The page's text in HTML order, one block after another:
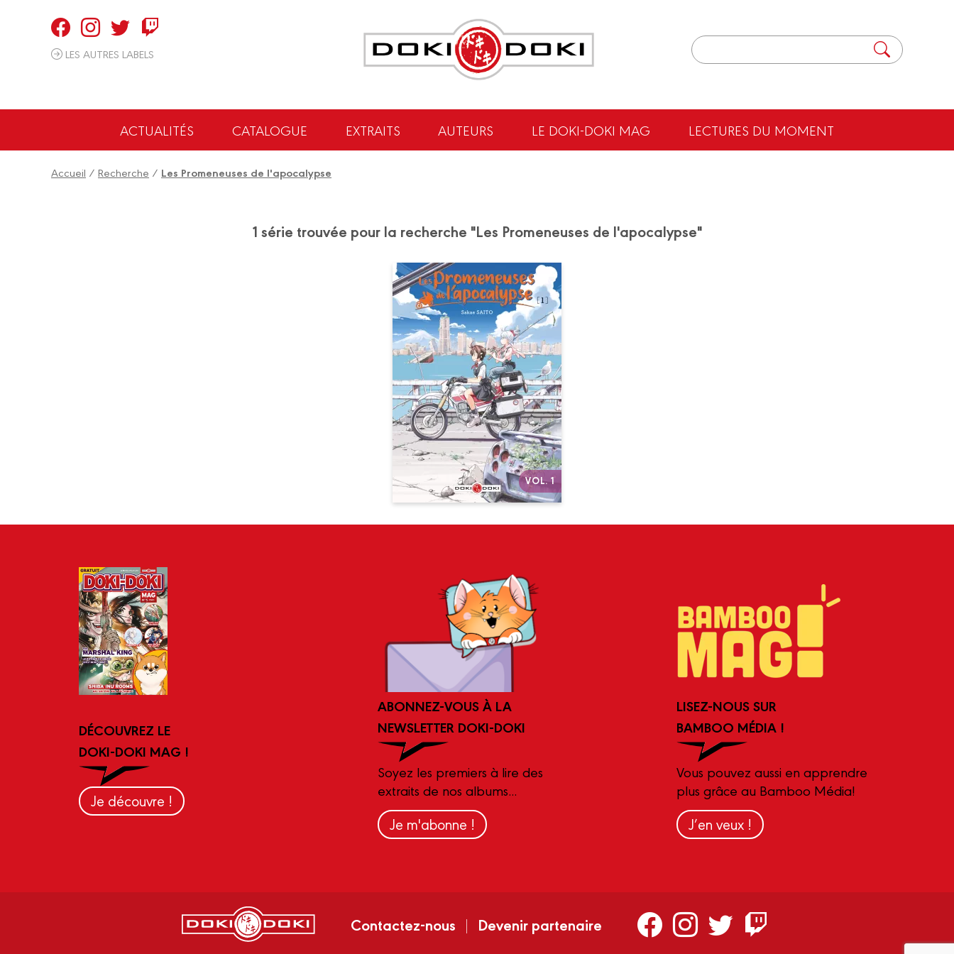
LES AUTRES LABELS
ACTUALITÉS CATALOGUE EXTRAITS AUTEURS LE DOKI-DOKI MAG LECTURES DU MOMENT
Accueil / Recherche / Les Promeneuses de l'apocalypse
1 série trouvée pour la recherche "Les Promeneuses de l'apocalypse"
VOL. 1
Les Promeneuses
de l'apocalypse
Vol. 01
Date de parution :
13/07/2022
Le monde est anéanti... Partons
le visiter à moto !
Autres volumes
DÉCOUVREZ LE
DOKI-DOKI MAG !
Je découvre !
ABONNEZ-VOUS À LA
NEWSLETTER DOKI-DOKI
Soyez les premiers à lire des
extraits de nos albums...
Je m'abonne !
LISEZ-NOUS SUR
BAMBOO MÉDIA !
Vous pouvez aussi en apprendre
plus grâce au Bamboo Média!
J’en veux !
Contactez-nous Devenir partenaire